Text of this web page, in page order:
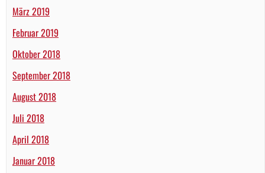
März 2019
Februar 2019
Oktober 2018
September 2018
August 2018
Juli 2018
April 2018
Januar 2018